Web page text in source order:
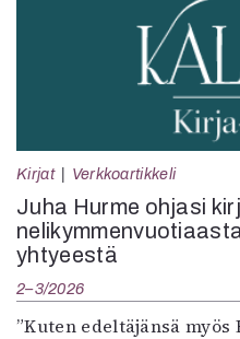
Kirjat Verkkoartikkeli
Juha Hurme ohjasi
yhtyeestä
2–3/2026
”Kuten edeltäjänsä